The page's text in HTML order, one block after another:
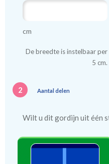
cm
De breedte is instelbaar per
5 cm.
2 Aantal delen
Wilt u dit gordijn uit één